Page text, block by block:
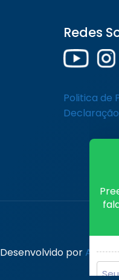
Redes
Politica de
por